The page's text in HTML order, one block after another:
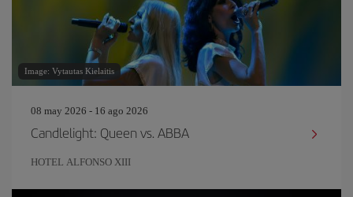
Image: Vytautas Kielaitis
08 may 2026 - 16 ago 2026
Candlelight: Queen vs. ABBA
HOTEL ALFONSO XIII